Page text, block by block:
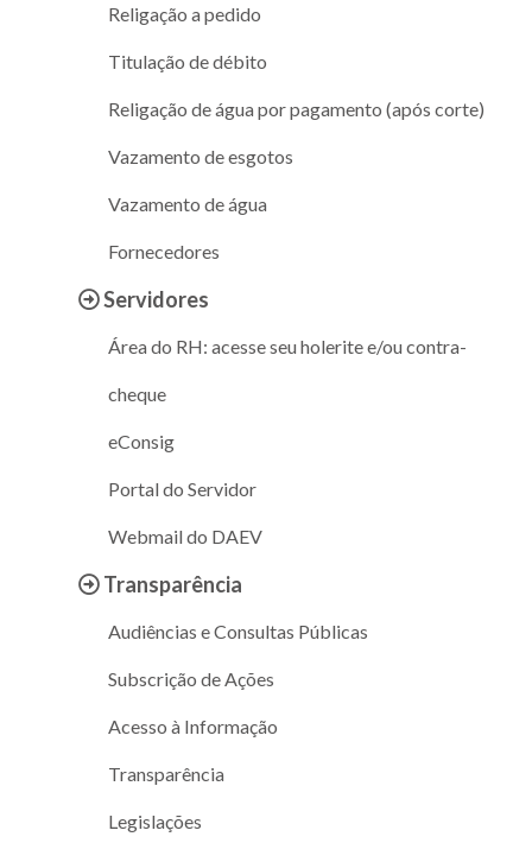
Religação a pedido
Titulação de débito
Religação de água por pagamento (após corte)
Vazamento de esgotos
Vazamento de água
Fornecedores
Servidores
Área do RH: acesse seu holerite e/ou contra-
cheque
eConsig
Portal do Servidor
Webmail do DAEV
Transparência
Audiências e Consultas Públicas
Subscrição de Ações
Acesso à Informação
Transparência
Legislações